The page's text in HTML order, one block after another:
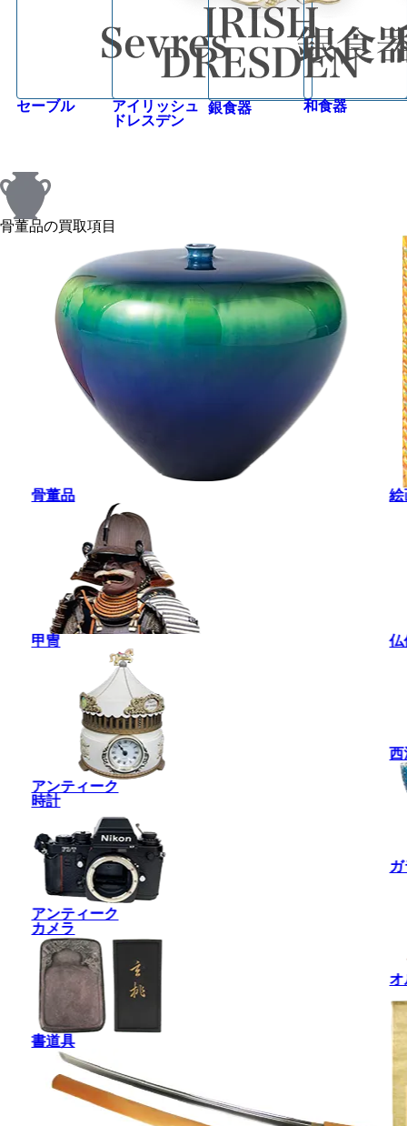
セーブル
アイリッシュ
ドレスデン
銀食器 和食器
骨董品の買取項目
骨董品
甲冑
アンティーク
時計
アンティーク
カメラ
書道具
絵
仏
西
オ